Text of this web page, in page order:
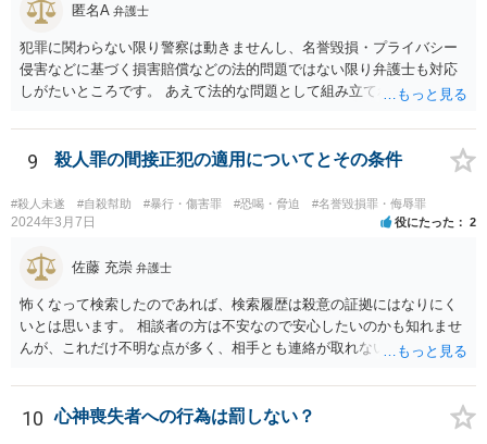
匿名A 弁護士
犯罪に関わらない限り警察は動きませんし、名誉毀損・プライバシー
侵害などに基づく損害賠償などの法的問題ではない限り弁護士も対応
しがたいところです。 あえて法的な問題として組み立てれば、迷惑な
考えられますが、発信者情報開示などで加害者の住所氏名を特定する
には最低でも３０万円以上の弁護士費用は必要になってくるかと思い
ます。ゲームではなく弁護士に課金しても、さほど面白くないのでは
ないですか。 逆に費用の点からして、加害者が訴訟を考えているとか
の話も、かなりの高確率でマユツバかなと思います。ゲーム内の結婚
し、うっかり「ﾀﾋね」とか書き込むと、自殺教唆罪が成立する可能性
がありますので気をつけてください。無視と運営への通報が現実的な
対応でしょう。
9 殺人罪の間接正犯の適用についてとその条件
#殺人未遂 #自殺幇助 #暴行・傷害罪 #恐喝・脅迫 #名誉毀損罪・侮辱罪
2024年3月7日 役にたった 2
佐藤 充崇 弁護士
怖くなって検索したのであれば、検索履歴は殺意の証拠にはなりにく
いとは思います。 相談者の方は不安なので安心したいのかも知れませ
んが、これだけ不明な点が多く、相手とも連絡が取れないとなると、
しますが・・・ それでもどうしても気になるようなら、弁護士に予約
取って相談すべきです。 正直、今後こういうことをしないよう気を付
けて、あとは警察が来たり民事訴訟の訴状等が家に届いたらその時考
10 心神喪失者への行為は罰しない？